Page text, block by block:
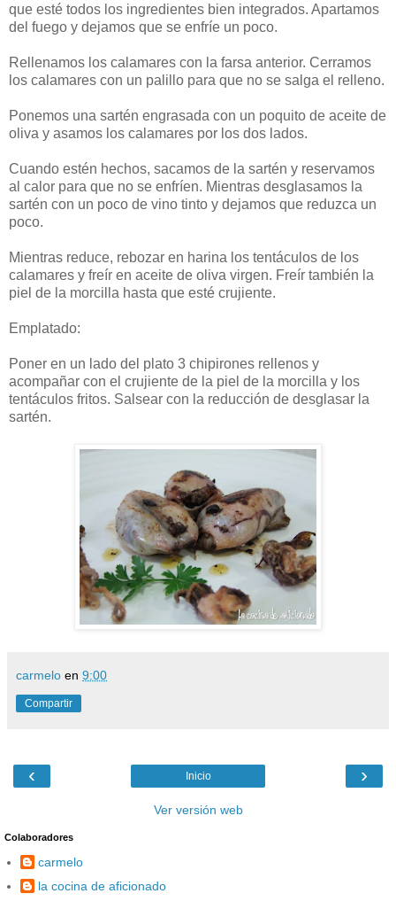
que esté todos los ingredientes bien integrados. Apartamos
del fuego y dejamos que se enfríe un poco.
Rellenamos los calamares con la farsa anterior. Cerramos
los calamares con un palillo para que no se salga el relleno.
Ponemos una sartén engrasada con un poquito de aceite de
oliva y asamos los calamares por los dos lados.
Cuando estén hechos, sacamos de la sartén y reservamos
al calor para que no se enfríen. Mientras desglasamos la
sartén con un poco de vino tinto y dejamos que reduzca un
poco.
Mientras reduce, rebozar en harina los tentáculos de los
calamares y freír en aceite de oliva virgen. Freír también la
piel de la morcilla hasta que esté crujiente.
Emplatado:
Poner en un lado del plato 3 chipirones rellenos y
acompañar con el crujiente de la piel de la morcilla y los
tentáculos fritos. Salsear con la reducción de desglasar la
sartén.
carmelo en 9:00
Compartir
‹ ›
Inicio
Ver versión web
Colaboradores
carmelo
la cocina de aficionado